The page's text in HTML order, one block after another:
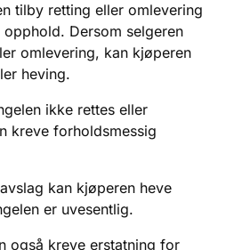
tilby retting eller omlevering
Dersom selgeren
omlevering, kan kjøperen
heving.
ikke rettes eller
kreve forholdsmessig
kan kjøperen heve
er uvesentlig.
også kreve erstatning for